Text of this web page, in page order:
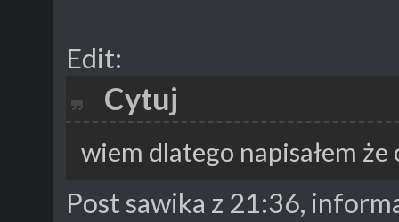
Edit:
Cytuj
wiem dlatego napisałem
Post sawika z 21:36,